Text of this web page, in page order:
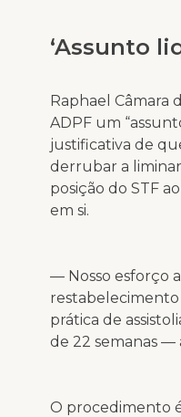
‘Assunto
Raphael Câmara
ADPF um
justificativa de
derrubar a
posição do STF
em si.
— Nosso esforço
prática de
de 22 semanas —
O procedimento